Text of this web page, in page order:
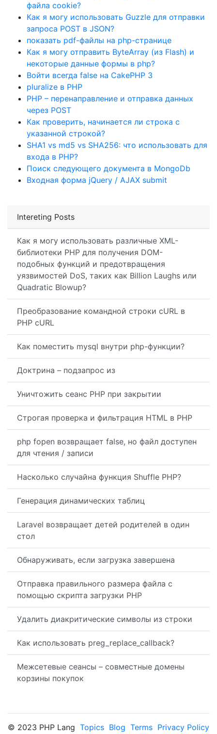
Intereting Posts
Как я могу использовать различные XML-
библиотеки PHP для получения DOM-
подобных функций и предотвращения
уязвимостей DoS, таких как Billion Laughs или
Quadratic Blowup?
Преобразование командной строки cURL в
PHP cURL
Как поместить mysql внутри php-функции?
Доктрина – подзапрос из
Уничтожить сеанс PHP при закрытии
Строгая проверка и фильтрация HTML в PHP
php fopen возвращает false, но файл доступен
для чтения / записи
Насколько случайна функция Shuffle PHP?
Генерация динамических таблиц
Laravel возвращает детей родителей в один
стол
Обнаруживать, если загрузка завершена
Отправка правильного размера файла с
помощью скрипта загрузки PHP
Удалить диакритические символы из строки
Как использовать preg_replace_callback?
Межсетевые сеансы – совместные домены
корзины покупок
файла cookie?
Как я могу использовать Guzzle для отправки
запроса POST в JSON?
показать pdf-файлы на php-странице
Как я могу отправить ByteArray (из Flash) и
некоторые данные формы в php?
Войти всегда false на CakePHP 3
pluralize в PHP
PHP – перенаправление и отправка данных
через POST
Как проверить, начинается ли строка с
указанной строкой?
SHA1 vs md5 vs SHA256: что использовать для
входа в PHP?
Поиск следующего документа в MongoDb
Входная форма jQuery / AJAX submit
© 2023 PHP Lang Topics Blog Terms Privacy Policy